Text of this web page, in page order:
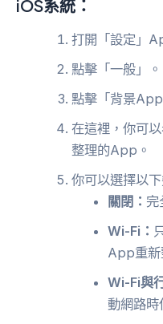
iOS系統：
打開「設定」
點擊「一般」。
點擊「背景
在這裡，你可
整理的App。
你可以選擇以下
關閉： 完
Wi-Fi：
App重新
Wi-Fi與
動網路時